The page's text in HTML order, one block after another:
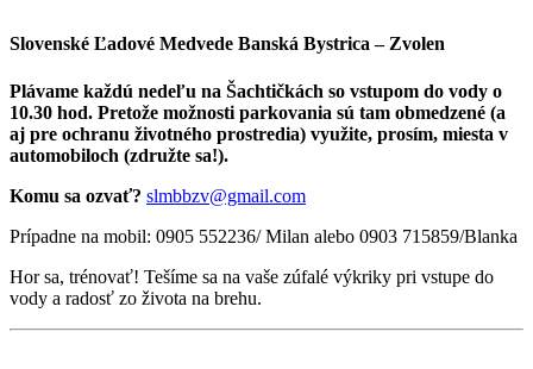
Slovenské Ľadové Medvede Banská Bystrica – Zvolen
Plávame každú nedeľu na Šachtičkách so vstupom do vody o
10.30 hod. Pretože možnosti parkovania sú tam obmedzené (a
aj pre ochranu životného prostredia) využite, prosím, miesta v
automobiloch (združte sa!).
Komu sa ozvať? slmbbzv@gmail.com
Prípadne na mobil: 0905 552236/ Milan alebo 0903 715859/Blanka
Hor sa, trénovať! Tešíme sa na vaše zúfalé výkriky pri vstupe do
vody a radosť zo života na brehu.